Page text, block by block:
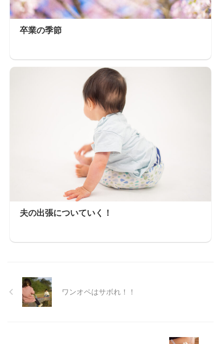
卒業の季節
夫の出張についていく！
ワンオペはサボれ！！